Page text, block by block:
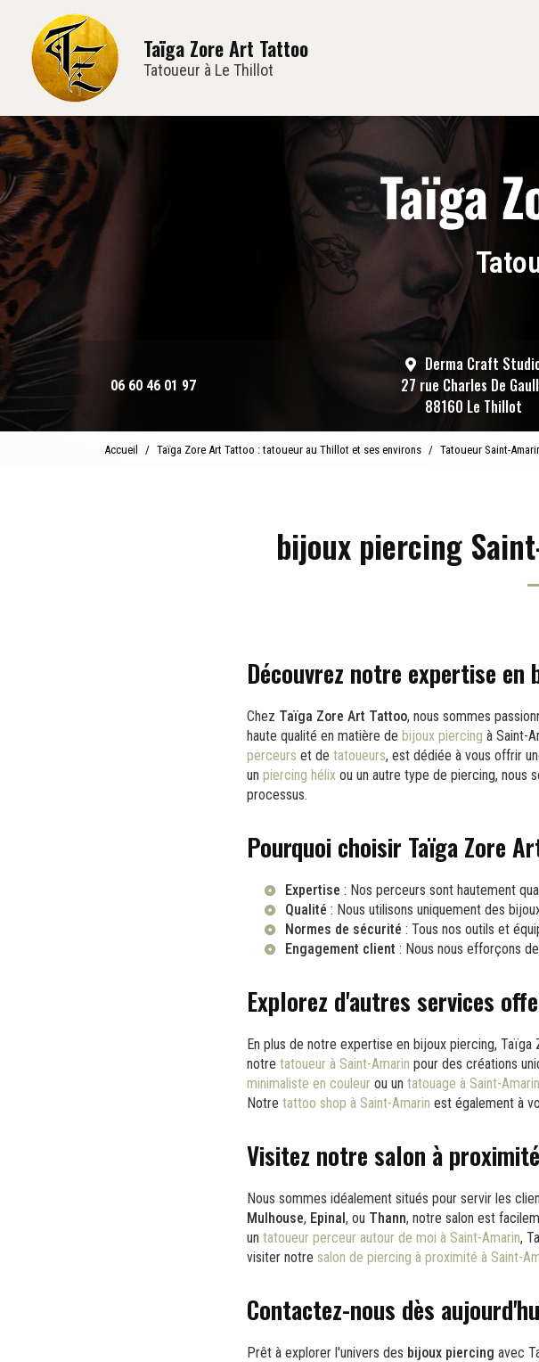
contenu
principal
Taïga Zore Art Tattoo
Tatoueur à Le Thillot
06 60 46 01 97
Derma Craft
27 rue Charles De
88160 Le Thillot
Accueil Taïga Zore Art Tattoo : tatoueur au Thillot et ses environs Tatoueur Saint-
bijoux piercing
Découvrez notre expertise
Chez Taïga Zore Art Tattoo, nous sommes
haute qualité en matière de bijoux piercing à Saint-
perceurs et de tatoueurs, est dédiée à vous offrir
un piercing hélix ou un autre type de piercing, nous
processus.
Pourquoi choisir Taïga Zore
Expertise : Nos perceurs sont hautement
Qualité : Nous utilisons uniquement des
Normes de sécurité : Tous nos outils et
Engagement client : Nous nous efforçons
Explorez d'autres services
En plus de notre expertise en bijoux piercing,
notre tatoueur à Saint-Amarin pour des créations
minimaliste en couleur ou un tatouage à Saint-Amarin
Notre tattoo shop à Saint-Amarin est également à
Visitez notre salon à
Nous sommes idéalement situés pour servir les
Mulhouse, Epinal, ou Thann, notre salon est
un tatoueur perceur autour de moi à Saint-Amarin,
visiter notre salon de piercing à proximité à Saint-
Contactez-nous dès
Prêt à explorer l'univers des bijoux piercing avec